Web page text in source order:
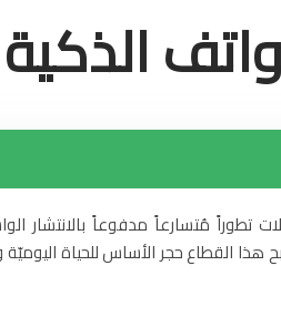
تطوراً مُتسارعاً مدفوعاً بالانتشار
هذا القطاع حجر الأساس للحياة